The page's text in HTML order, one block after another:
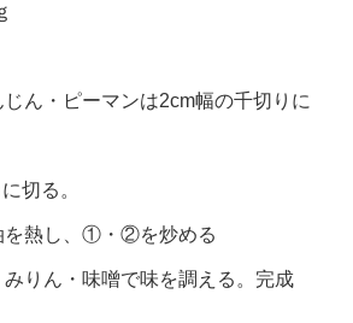
ん・ピーマンは2cm幅の千切りに
切る。
熱し、①・②を炒める
りん・味噌で味を調える。完成